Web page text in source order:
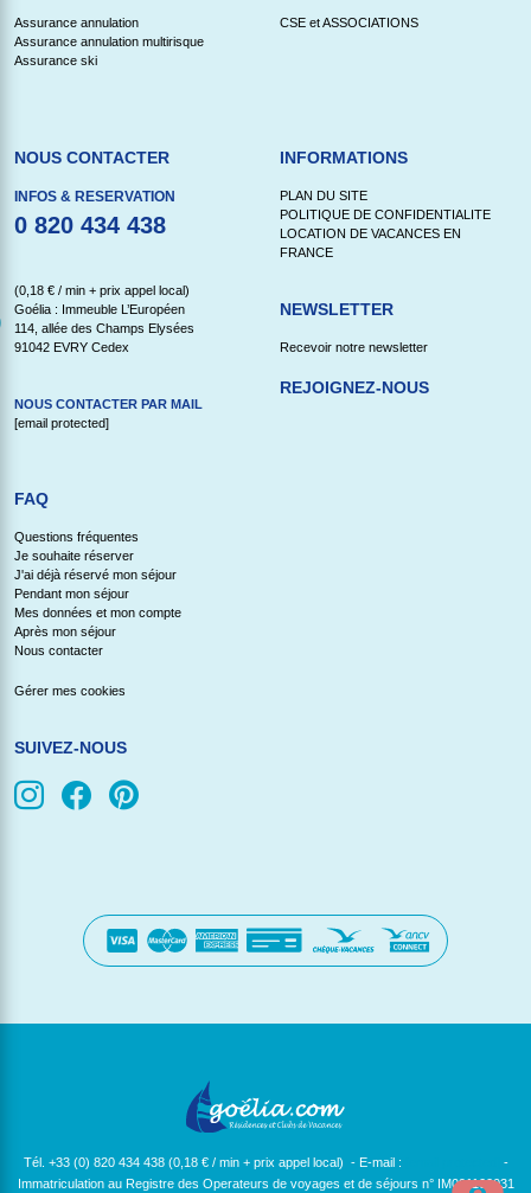
Assurance annulation
Assurance annulation multirisque
Assurance ski
CSE et ASSOCIATIONS
NOUS CONTACTER
INFOS & RESERVATION
0 820 434 438
(0,18 € / min + prix appel local)
Goélia : Immeuble L’Européen
114, allée des Champs Elysées
91042 EVRY Cedex
NOUS CONTACTER PAR MAIL
[email protected]
INFORMATIONS
PLAN DU SITE
POLITIQUE DE CONFIDENTIALITE
LOCATION DE VACANCES EN
FRANCE
NEWSLETTER
Recevoir notre newsletter
REJOIGNEZ-NOUS
FAQ
Questions fréquentes
Je souhaite réserver
J'ai déjà réservé mon séjour
Pendant mon séjour
Mes données et mon compte
Après mon séjour
Nous contacter
Gérer mes cookies
SUIVEZ-NOUS
Tél. +33 (0) 820 434 438 (0,18 € / min + prix appel local) - E-mail :
-
Immatriculation au Registre des Operateurs de voyages et de séjours n° IM091100031